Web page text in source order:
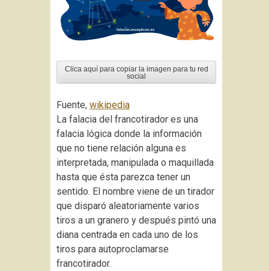
Clica aquí para copiar la imagen para tu red
social
Fuente, wikipedia
La falacia del francotirador es una
falacia lógica donde la información
que no tiene relación alguna es
interpretada, manipulada o maquillada
hasta que ésta parezca tener un
sentido. El nombre viene de un tirador
que disparó aleatoriamente varios
tiros a un granero y después pintó una
diana centrada en cada uno de los
tiros para autoproclamarse
francotirador.